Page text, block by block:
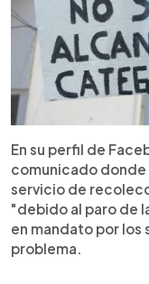
En su perfil de
comunicado donde
servicio de
"debido al paro de
en mandato por los
problema.